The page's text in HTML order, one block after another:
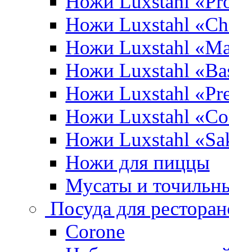
Ножи Luxstahl
Ножи Luxstahl
Ножи Luxstahl
Ножи Luxstahl
Ножи Luxstahl
Ножи Luxstahl
Ножи для пиццы
Мусаты и
Посуда для
Corone